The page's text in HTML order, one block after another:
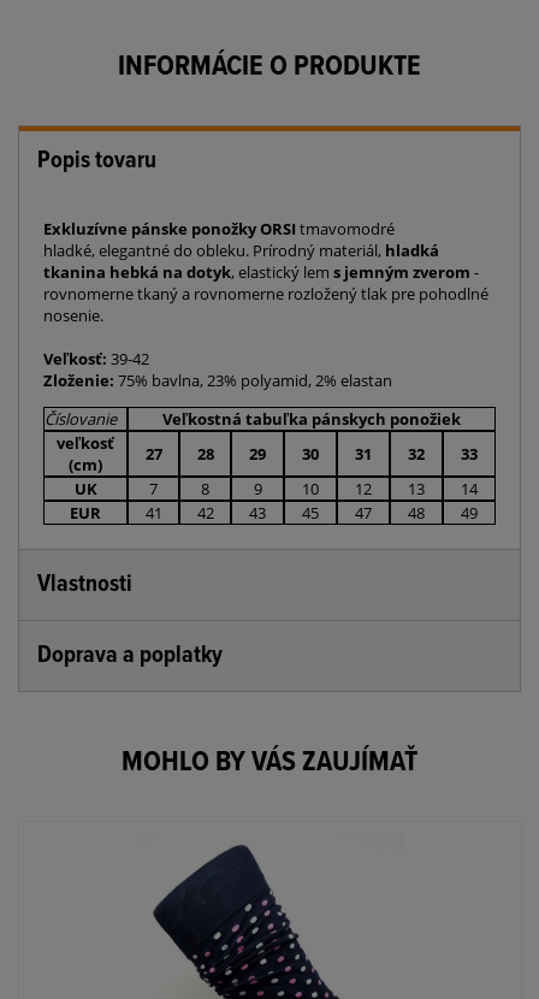
INFORMÁCIE O PRODUKTE
Popis tovaru
Exkluzívne pánske ponožky ORSI tmavomodré
hladké, elegantné do obleku. Prírodný materiál, hladká
tkanina hebká na dotyk, elastický lem s jemným zverom -
rovnomerne tkaný a rovnomerne rozložený tlak pre pohodlné
nosenie.
Veľkosť: 39-42
Zloženie: 75% bavlna, 23% polyamid, 2% elastan
Číslovanie
Veľkostná tabuľka pánskych ponožiek
veľkosť
(cm)
27 28 29 30 31 32
33
UK
7 8 9 10 12 13
14
EUR
41 42 43 45 47 48 49
Vlastnosti
Doprava a poplatky
MOHLO BY VÁS ZAUJÍMAŤ